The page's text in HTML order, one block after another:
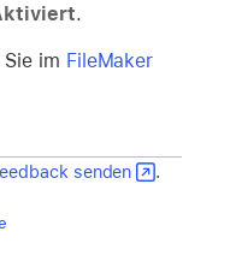
.
im FileMaker
senden .